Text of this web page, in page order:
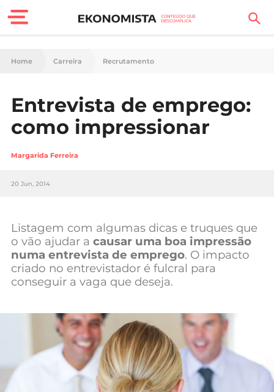
Finanças Pessoais
Carreira
Tecnologia
Negócios
Mundial 2026
Home Carreira Recrutamento
Entrevista de emprego:
como impressionar
Margarida Ferreira
20 Jun, 2014
Listagem com algumas dicas e truques que
o vão ajudar a causar uma boa impressão
numa entrevista de emprego. O impacto
criado no entrevistador é fulcral para
conseguir a vaga que deseja.